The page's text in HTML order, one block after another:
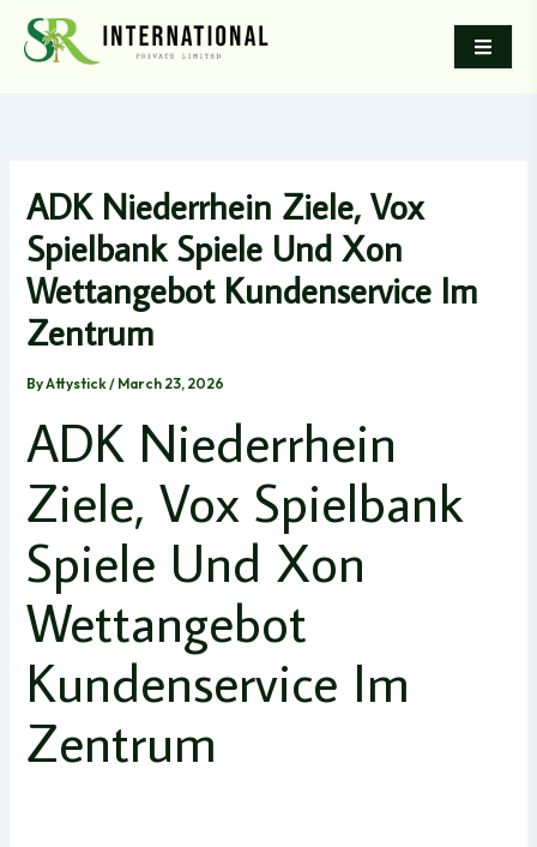
content
ADK Niederrhein Ziele, Vox
Spielbank Spiele Und Xon
Wettangebot Kundenservice Im
Zentrum
ByAttystick/ March 23, 2026
ADK Niederrhein
Ziele, Vox Spielbank
Spiele Und Xon
Wettangebot
Kundenservice Im
Zentrum